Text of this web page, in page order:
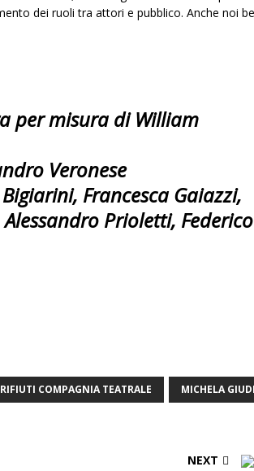
dei ruoli tra attori e pubblico. Anche noi
per misuradi William
Veronese
Francesca Gaiazzi,
Prioletti,
COMPAGNIA TEATRALE MICHELA
NEXT